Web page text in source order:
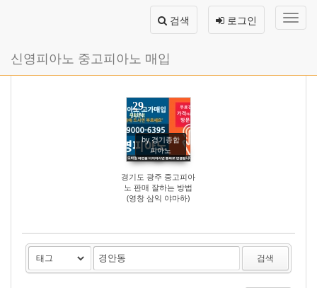
바
기
로그인
검색
신영피아노 중고피아노 매입
29
JUN
by 경기종합
피아노
3745
경기도 광주 중고피아
노 판매 잘하는 방법
(영창 삼익 야마하)
검색